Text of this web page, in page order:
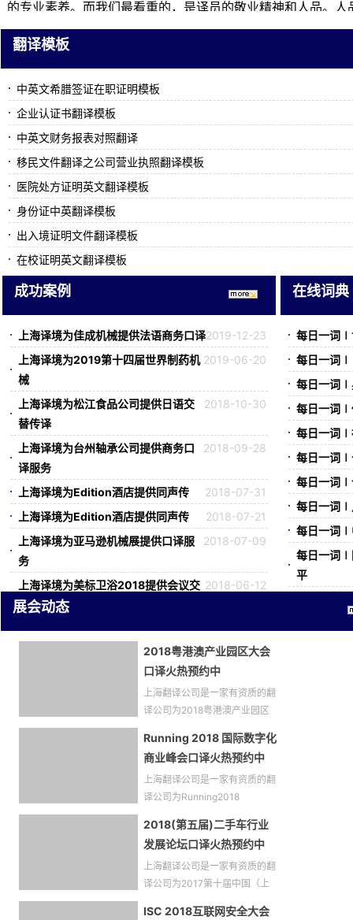
的专业素养。而我们最看重的，是译员的敬业精神和人品。人
翻译模板
中英文希腊签证在职证明模板
企业认证书翻译模板
中英文财务报表对照翻译
移民文件翻译之公司营业执照翻译模板
医院处方证明英文翻译模板
身份证中英翻译模板
出入境证明文件翻译模板
在校证明英文翻译模板
泰国单身证明翻译模板
成功案例
2019-12-23
上海译境为佳成机械提供法语商务口译
2019-06-20
上海译境为2019第十四届世界制药机
械
2018-10-30
上海译境为松江食品公司提供日语交
替传译
2018-09-28
上海译境为台州轴承公司提供商务口
译服务
2018-07-31
上海译境为Edition酒店提供同声传
2018-07-21
上海译境为Edition酒店提供同声传
2018-07-09
上海译境为亚马逊机械展提供口译服
务
2018-06-12
上海译境为美标卫浴2018提供会议交
替
2018-03-29
上海译境为永恒力叉车装修口译服务
2018-03-27
上海译境为法国香料贸易公司提供英
在线词典
每日一词∣
每日一词∣
每日一词
每日一词∣
每日一词∣
每日一词∣
每日一词∣
每日一词∣
每日一词∣
每日一词∣
平
展会动态
2018粤港澳产业园区大会
口译火热预约中
上海翻译公司是一家有资质的翻
译公司为2018粤港澳产业园区
Running 2018 国际数字化
商业峰会口译火热预约中
上海翻译公司是一家有资质的翻
译公司为Running2018
2018(第五届)二手车行业
发展论坛口译火热预约中
上海翻译公司是一家有资质的翻
译公司为2017第十届中国（上
ISC 2018互联网安全大会